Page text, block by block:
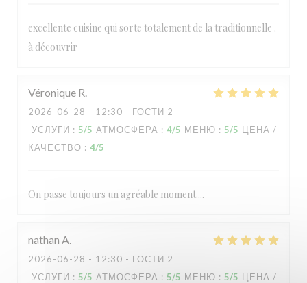
excellente cuisine qui sorte totalement de la traditionnelle .
à découvrir
Véronique R
2026-06-28 - 12:30 - ГОСТИ 2
УСЛУГИ : 5/5 АТМОСФЕРА : 4/5 МЕНЮ : 5/5 ЦЕНА /
КАЧЕСТВО : 4/5
On passe toujours un agréable moment....
nathan A
2026-06-28 - 12:30 - ГОСТИ 2
УСЛУГИ : 5/5 АТМОСФЕРА : 5/5 МЕНЮ : 5/5 ЦЕНА /